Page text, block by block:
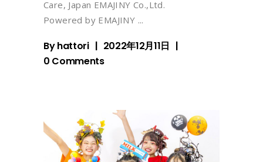
Care, Japan EMAJINY Co.,Ltd.
Powered by EMAJINY
Byhattori
2022年12月11日
0 Comments